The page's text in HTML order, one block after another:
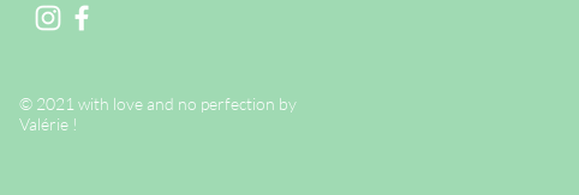
© 2021 with love and no perfection by
Valérie !